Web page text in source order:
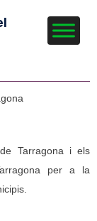
Tarragona i els
per a la